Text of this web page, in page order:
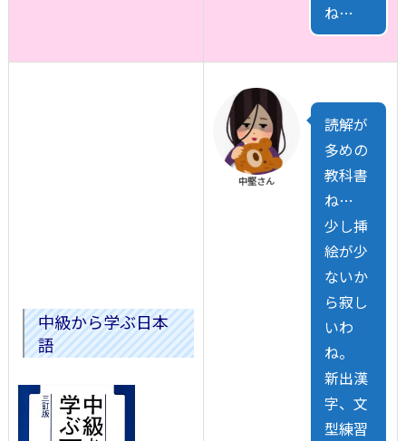
ね…
中級から学ぶ日本
語
中堅さん
読解が
多めの
教科書
ね…
少し挿
絵が少
ないか
ら寂し
いわ
ね。
新出漢
字、文
型練習